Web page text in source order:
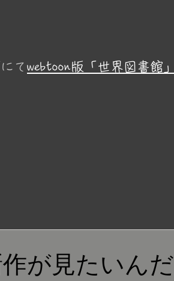
て webtoon版「世界図書館」
が見たいんだ